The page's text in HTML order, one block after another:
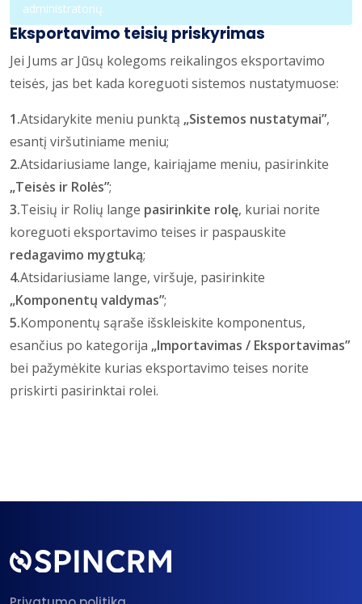
administratorių.
Eksportavimo teisių priskyrimas
Jei Jums ar Jūsų kolegoms reikalingos eksportavimo
teisės, jas bet kada koreguoti sistemos nustatymuose:
1.Atsidarykite meniu punktą „Sistemos nustatymai”,
esantį viršutiniame meniu;
2.Atsidariusiame lange, kairiąjame meniu, pasirinkite
„Teisės ir Rolės”;
3.Teisių ir Rolių lange pasirinkite rolę, kuriai norite
koreguoti eksportavimo teises ir paspauskite
redagavimo mygtuką;
4.Atsidariusiame lange, viršuje, pasirinkite
„Komponentų valdymas”;
5.Komponentų sąraše išskleiskite komponentus,
esančius po kategorija „Importavimas / Eksportavimas”
bei pažymėkite kurias eksportavimo teises norite
priskirti pasirinktai rolei.